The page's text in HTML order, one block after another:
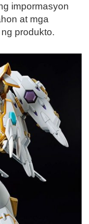
impormasyon
at mga
produkto.